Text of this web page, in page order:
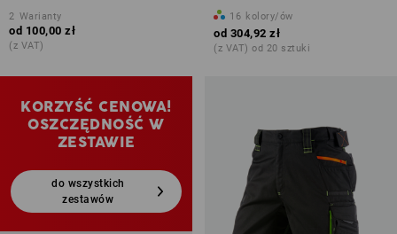
2 Warianty
od 100,00 zł
(z VAT)
16 kolory/ów
od 304,92 zł
(z VAT) od 20 sztuki
KORZYŚĆ CENOWA!
OSZCZĘDNOŚĆ W
ZESTAWIE
do wszystkich
zestawów
promocyjnych